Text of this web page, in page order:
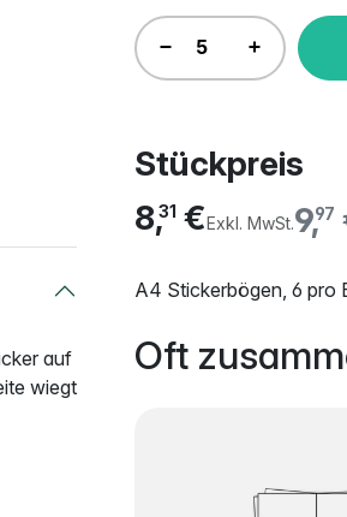
Stückpreis
9,97
8,31 €Exkl. MwSt.
A4 Stickerbögen, 6 pro
Oft
auf
wiegt